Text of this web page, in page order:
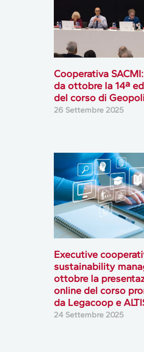
Cooperativa
da ottobre la 14ª
del corso di
26 Settembre 2025
Executive
sustainability
ottobre la
online del corso
da Legacoop e
24 Settembre 2025